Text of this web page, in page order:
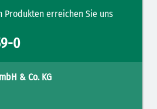
Produkten erreichen Sie uns
0
& Co. KG